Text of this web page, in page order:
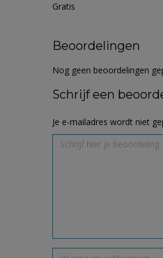
Gratis
Beoordelingen
Nog geen beoordelingen
Schrijf een
Je e-mailadres wordt niet